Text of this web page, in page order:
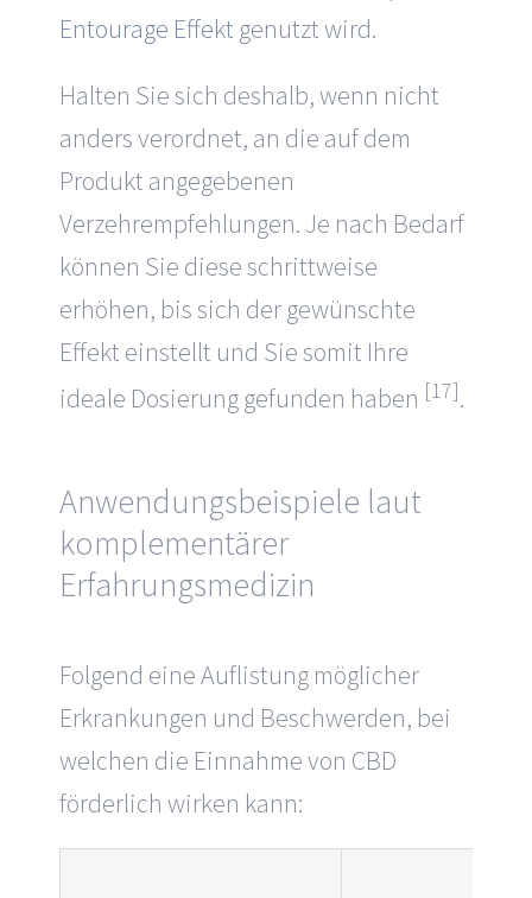
Entourage Effekt genutzt wird.
Halten Sie sich deshalb, wenn nicht
anders verordnet, an die auf dem
Produkt angegebenen
Verzehrempfehlungen. Je nach Bedarf
können Sie diese schrittweise
erhöhen, bis sich der gewünschte
Effekt einstellt und Sie somit Ihre
ideale Dosierung gefunden haben [17].
Anwendungsbeispiele laut
komplementärer
Erfahrungsmedizin
Folgend eine Auflistung möglicher
Erkrankungen und Beschwerden, bei
welchen die Einnahme von CBD
förderlich wirken kann: